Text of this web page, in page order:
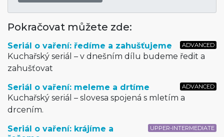
Pokračovat můžete zde:
ADVANCED
Seriál o vaření: ředíme a zahušťujeme
Kuchařský seriál – v dnešním dílu budeme ředit a
zahušťovat
ADVANCED
Seriál o vaření: meleme a drtíme
Kuchařský seriál – slovesa spojená s mletím a
drcením.
UPPER-INTERMEDIATE
Seriál o vaření: krájíme a